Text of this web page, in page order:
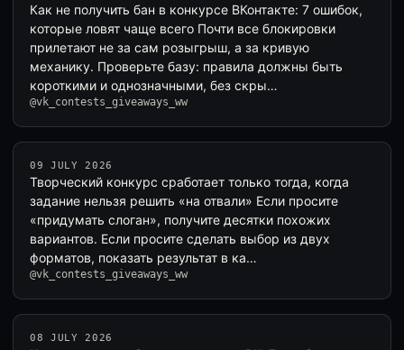
Как не получить бан в конкурсе ВКонтакте: 7 ошибок,
которые ловят чаще всего Почти все блокировки
прилетают не за сам розыгрыш, а за кривую
механику. Проверьте базу: правила должны быть
короткими и однозначными, без скры…
@vk_contests_giveaways_ww
09 JULY 2026
Творческий конкурс сработает только тогда, когда
задание нельзя решить «на отвали» Если просите
«придумать слоган», получите десятки похожих
вариантов. Если просите сделать выбор из двух
форматов, показать результат в ка…
@vk_contests_giveaways_ww
08 JULY 2026